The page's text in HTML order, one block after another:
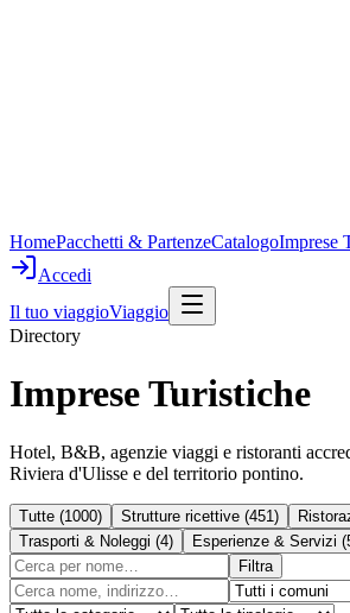
HomePacchetti & PartenzeCatalogoImprese
Accedi
Il tuo viaggioViaggio
Directory
Imprese Turistiche
Hotel, B&B, agenzie viaggi e ristoranti
Riviera d'Ulisse e del territorio pontino.
Tutte (1000) Strutture ricettive (451 )
Trasporti & Noleggi (4) Esperienze & Servizi (
Filtra